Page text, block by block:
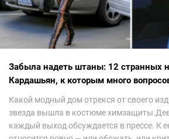
Забыла надеть штаны: 12 странных
Кардашьян, к которым много
Какой модный дом отрекся от своего
звезда вышла в костюме
каждый выход обсуждается в прессе. К